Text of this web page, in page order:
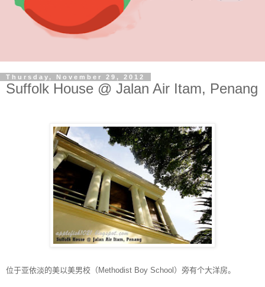
Thursday, November 29, 2012
Suffolk House @ Jalan Air Itam, Penang
位于亚依淡的美以美男校（ Methodist Boy School ）旁有个大洋房。